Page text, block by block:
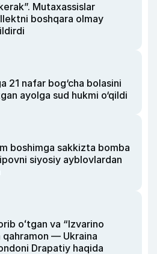
Mutaxassislar
boshqara olmay
21 nafar bog‘cha bolasini
ayolga sud hukmi o‘qildi
boshimga sakkizta bomba
siyosiy ayblovlardan
oʻtgan va “Izvarino
qahramon — Ukraina
Drapatiy haqida